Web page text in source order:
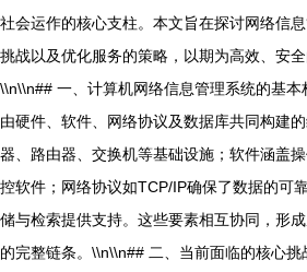
社会运作的核心支柱。本文旨在探讨网络信
挑战以及优化服务的策略，以期为高效、安
\\n\\n## 一、计算机网络信息管理系统的基
由硬件、软件、网络协议及数据库共同构建
器、路由器、交换机等基础设施；软件涵盖
控软件；网络协议如TCP/IP确保了数据的可
储与检索提供支持。这些要素相互协同，形
的完整链条。\\n\\n## 二、当前面临的核心